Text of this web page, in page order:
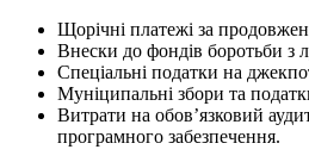
Щорічні платежі за
Внески до фондів боротьби з
Спеціальні податки на
Муніципальні збори та
Витрати на обов’язковий
програмного забезпечення.